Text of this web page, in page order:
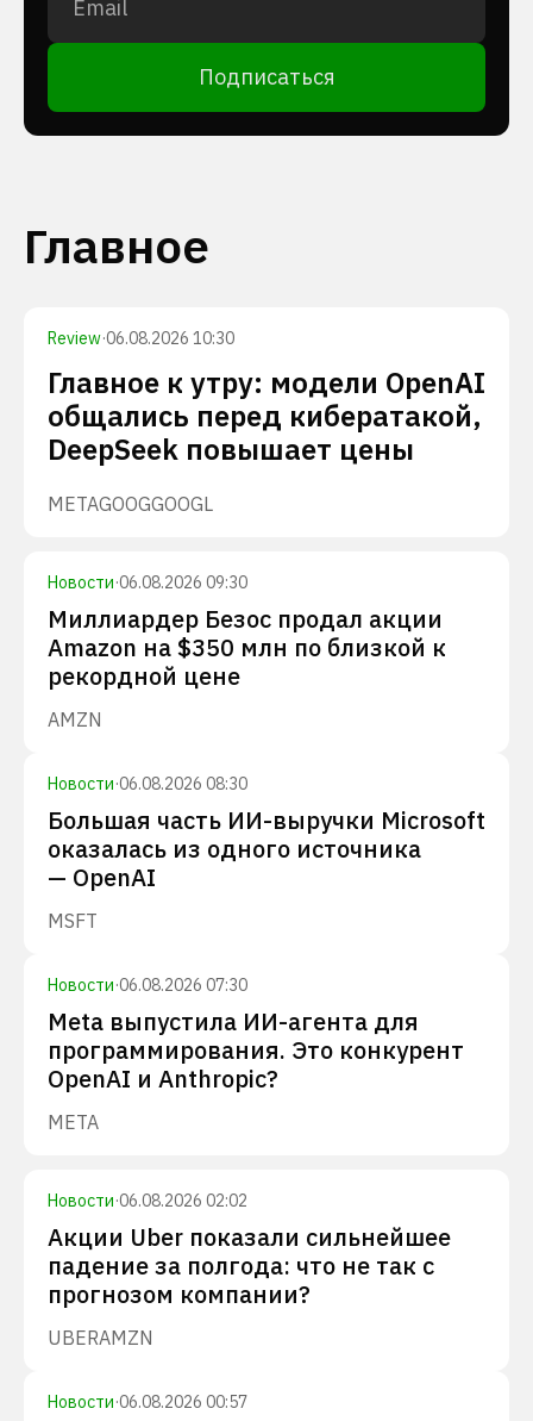
Подписаться
Главное
Review·06.08.2026 10:30
Главное к утру: модели OpenAI
общались перед кибератакой,
DeepSeek повышает цены
METAGOOGGOOGL
Новости·06.08.2026 09:30
Миллиардер Безос продал акции
Amazon на $350 млн по близкой к
рекордной цене
AMZN
Новости·06.08.2026 08:30
Большая часть ИИ-выручки Microsoft
оказалась из одного источника
— OpenAI
MSFT
Новости·06.08.2026 07:30
Meta выпустила ИИ-агента для
программирования. Это конкурент
OpenAI и Anthropic?
META
Новости·06.08.2026 02:02
Акции Uber показали сильнейшее
падение за полгода: что не так с
прогнозом компании?
UBERAMZN
Новости·06.08.2026 00:57